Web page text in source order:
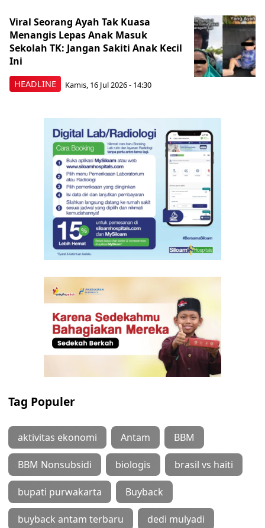
HEADLINE
Viral Seorang Ayah Tak Kuasa
Menangis Lepas Anak Masuk
Sekolah TK: Jangan Sakiti Anak Kecil
Ini
Kamis, 16 Jul 2026 - 14:30
Tag Populer
aktivitas ekonomi Antam BBM
BBM Nonsubsidi biologis brasil vs haiti
bupati purwakarta Buyback
buyback antam terbaru dedi mulyadi